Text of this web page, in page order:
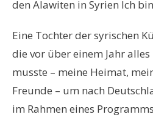
den Alawiten in Syrien Ich
Eine Tochter der syrischen
die vor über einem Jahr
musste – meine Heimat,
Freunde – um nach
im Rahmen eines